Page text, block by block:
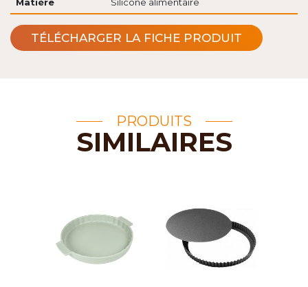
TÉLÉCHARGER LA FICHE PRODUIT
PRODUITS
SIMILAIRES